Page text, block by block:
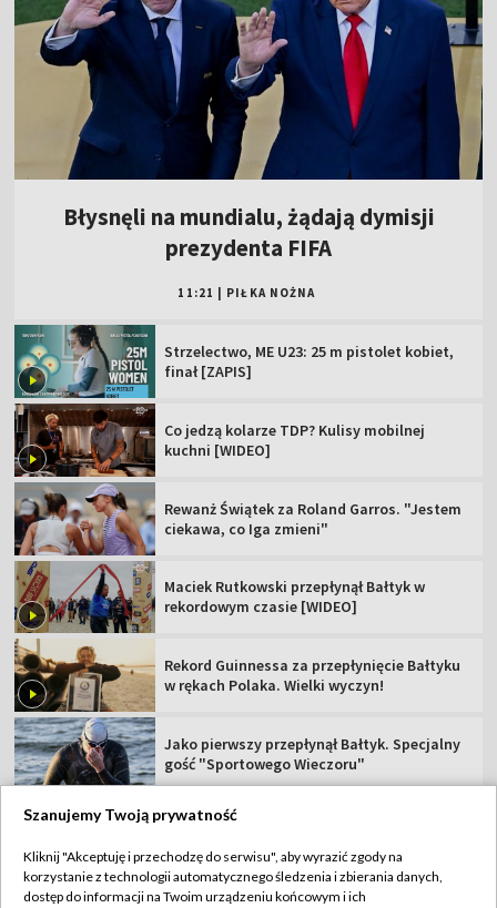
Błysnęli na mundialu, żądają dymisji
prezydenta FIFA
11:21 PIŁKA NOŻNA
Strzelectwo, ME U23: 25 m pistolet kobiet,
finał [ZAPIS]
Co jedzą kolarze TDP? Kulisy mobilnej
kuchni [WIDEO]
Rewanż Świątek za Roland Garros. "Jestem
ciekawa, co Iga zmieni"
Maciek Rutkowski przepłynął Bałtyk w
rekordowym czasie [WIDEO]
Rekord Guinnessa za przepłynięcie Bałtyku
w rękach Polaka. Wielki wyczyn!
Jako pierwszy przepłynął Bałtyk. Specjalny
gość "Sportowego Wieczoru"
TVP
Szanujemy Twoją prywatność
Kliknij "Akceptuję i przechodzę do serwisu", aby wyrazić zgody na
korzystanie z technologii automatycznego śledzenia i zbierania danych,
dostęp do informacji na Twoim urządzeniu końcowym i ich